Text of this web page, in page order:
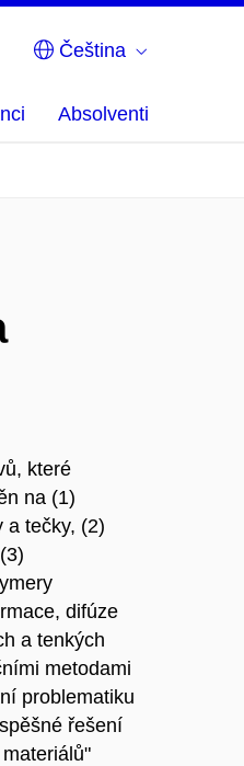
Čeština
Absolventi
které
na (1)
a tečky, (2)
difúze
a tenkých
metodami
problematiku
řešení